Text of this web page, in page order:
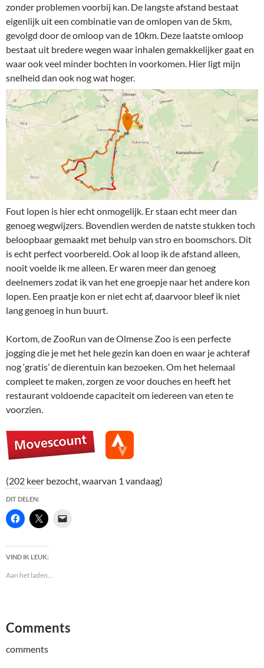
zonder problemen voorbij kan. De langste afstand bestaat
eigenlijk uit een combinatie van de omlopen van de 5km,
gevolgd door de omloop van de 10km. Deze laatste omloop
bestaat uit bredere wegen waar inhalen gemakkelijker gaat en
waar ook veel minder bochten in voorkomen. Hier ligt mijn
snelheid dan ook nog wat hoger.
Fout lopen is hier echt onmogelijk. Er staan echt meer dan
genoeg wegwijzers. Bovendien werden de natste stukken toch
beloopbaar gemaakt met behulp van stro en boomschors. Dit
is echt perfect voorbereid. Ook al loop ik de afstand alleen,
nooit voelde ik me alleen. Er waren meer dan genoeg
deelnemers zodat ik van het ene groepje naar het andere kon
lopen. Een praatje kon er niet echt af, daarvoor bleef ik niet
lang genoeg in hun buurt.
Kortom, de ZooRun van de Olmense Zoo is een perfecte
jogging die je met het hele gezin kan doen en waar je achteraf
nog ‘gratis’ de dierentuin kan bezoeken. Om het helemaal
compleet te maken, zorgen ze voor douches en heeft het
restaurant voldoende capaciteit om iedereen van eten te
voorzien.
(202 keer bezocht, waarvan 1 vandaag)
DIT DELEN:
VIND IK LEUK:
Aan het laden...
Comments
comments